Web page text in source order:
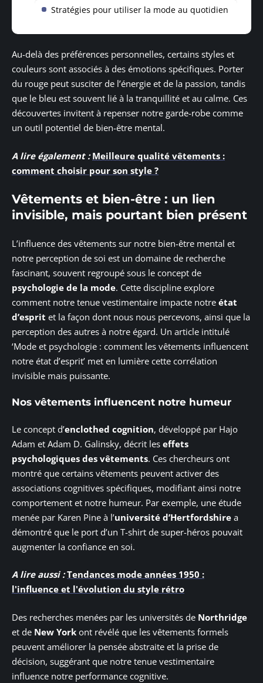
Stratégies pour utiliser la mode au quotidien
Au-delà des préférences personnelles, certains styles et
couleurs sont associés à des émotions spécifiques. Porter
du rouge peut susciter de l’énergie et de la passion, tandis
que le bleu est souvent lié à la tranquillité et au calme. Ces
découvertes invitent à repenser notre garde-robe comme
un outil potentiel de bien-être mental.
A lire également : Meilleure qualité vêtements :
comment choisir pour son style ?
Vêtements et bien-être : un lien
invisible, mais pourtant bien présent
L’influence des vêtements sur notre bien-être mental et
notre perception de soi est un domaine de recherche
fascinant, souvent regroupé sous le concept de
psychologie de la mode. Cette discipline explore
comment notre tenue vestimentaire impacte notre état
d’esprit et la façon dont nous nous percevons, ainsi que la
perception des autres à notre égard. Un article intitulé
‘Mode et psychologie : comment les vêtements influencent
notre état d’esprit’ met en lumière cette corrélation
invisible mais puissante.
Nos vêtements influencent notre humeur
Le concept d’enclothed cognition, développé par Hajo
Adam et Adam D. Galinsky, décrit les effets
psychologiques des vêtements. Ces chercheurs ont
montré que certains vêtements peuvent activer des
associations cognitives spécifiques, modifiant ainsi notre
comportement et notre humeur. Par exemple, une étude
menée par Karen Pine à l’université d’Hertfordshire a
démontré que le port d’un T-shirt de super-héros pouvait
augmenter la confiance en soi.
A lire aussi : Tendances mode années 1950 :
l'influence et l'évolution du style rétro
Des recherches menées par les universités de Northridge
et de New York ont révélé que les vêtements formels
peuvent améliorer la pensée abstraite et la prise de
décision, suggérant que notre tenue vestimentaire
influence notre performance cognitive.